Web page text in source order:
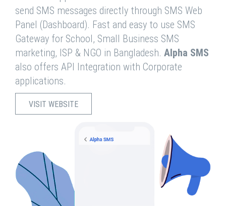
send SMS messages directly through SMS Web
Panel (Dashboard). Fast and easy to use SMS
Gateway for School, Small Business SMS
marketing, ISP & NGO in Bangladesh. Alpha SMS
also offers API Integration with Corporate
applications.
VISIT WEBSITE